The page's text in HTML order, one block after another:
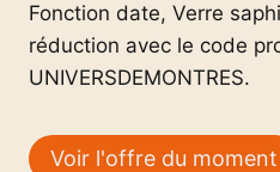
Fonction date, Verre
réduction avec le code
UNIVERSDEMONTRES.
Voir l'offre du moment